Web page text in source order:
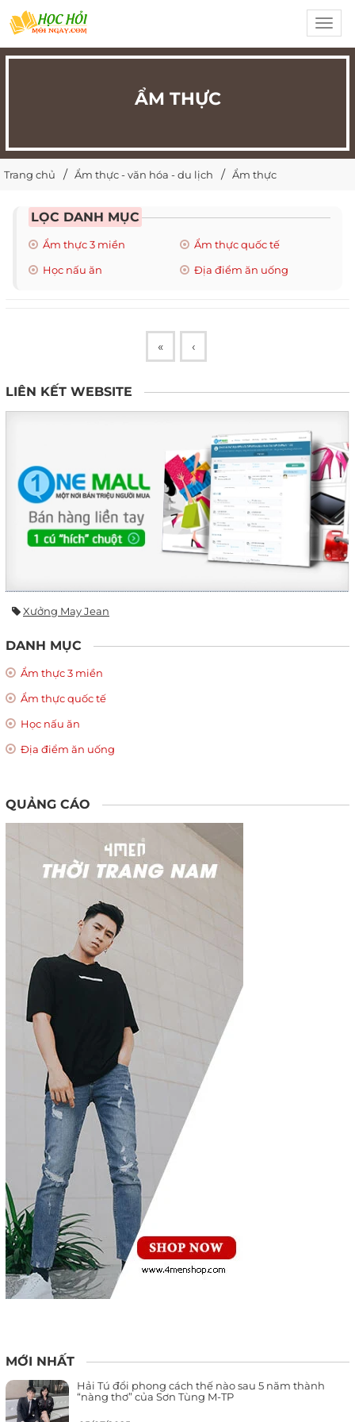
ẨM THỰC
Trang chủ Ẩm thực - văn hóa - du lịch Ẩm thực
LỌC DANH MỤC
Ẩm thực 3 miền
Ẩm thực quốc tế
Học nấu ăn
Địa điểm ăn uống
« ‹
LIÊN KẾT WEBSITE
Xưởng May Jean
DANH MỤC
Ẩm thực 3 miền
Ẩm thực quốc tế
Học nấu ăn
Địa điểm ăn uống
QUẢNG CÁO
MỚI NHẤT
Hải Tú đổi phong cách thế nào sau 5 năm thành
“nàng thơ” của Sơn Tùng M-TP